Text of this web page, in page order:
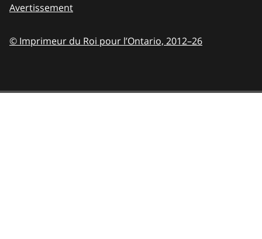
Avertissement
© Imprimeur du Roi pour l’Ontario, 2012–26